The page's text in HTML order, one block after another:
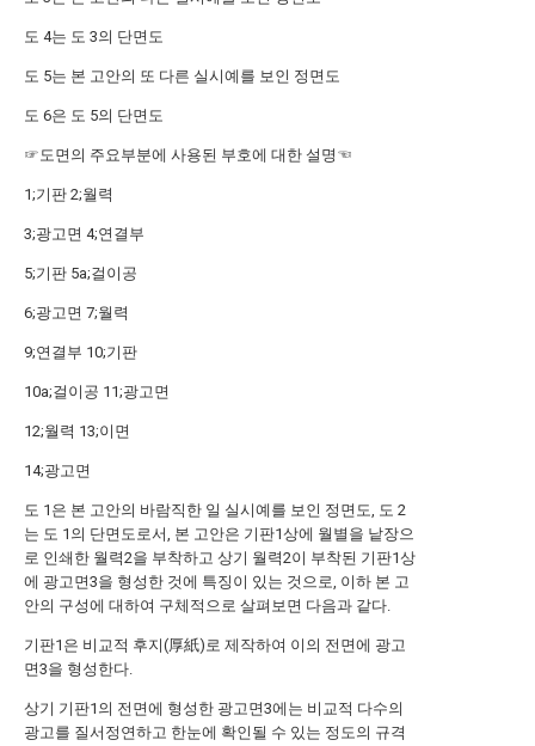
도 4는 도 3의 단면도
도 5는 본 고안의 또 다른 실시예를 보인 정면도
도 6은 도 5의 단면도
☞도면의 주요부분에 사용된 부호에 대한 설명☜
1;기판 2;월력
3;광고면 4;연결부
5;기판 5a;걸이공
6;광고면 7;월력
9;연결부 10;기판
10a;걸이공 11;광고면
12;월력 13;이면
14;광고면
도 1은 본 고안의 바람직한 일 실시예를 보인 정면도, 도 2
는 도 1의 단면도로서, 본 고안은 기판1상에 월별을 낱장으
로 인쇄한 월력2을 부착하고 상기 월력2이 부착된 기판1상
에 광고면3을 형성한 것에 특징이 있는 것으로, 이하 본 고
안의 구성에 대하여 구체적으로 살펴보면 다음과 같다.
기판1은 비교적 후지(厚紙)로 제작하여 이의 전면에 광고
면3을 형성한다.
상기 기판1의 전면에 형성한 광고면3에는 비교적 다수의
광고를 질서정연하고 한눈에 확인될 수 있는 정도의 규격